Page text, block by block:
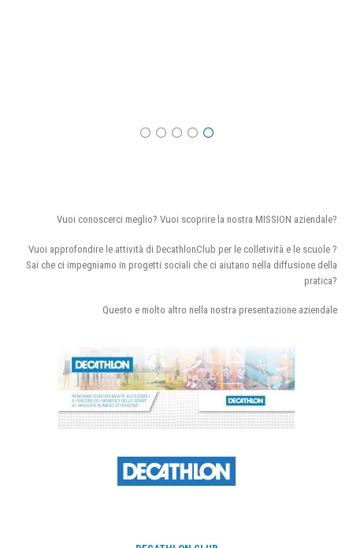
Vuoi conoscerci meglio? Vuoi scoprire la nostra MISSION aziendale?
Vuoi approfondire le attività di DecathlonClub per le colletività e le scuole ?
Sai che ci impegniamo in progetti sociali che ci aiutano nella diffusione della
pratica?
Questo e molto altro nella nostra presentazione aziendale